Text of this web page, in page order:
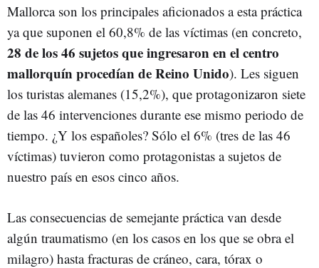
Mallorca son los principales aficionados a esta práctica
ya que suponen el 60,8% de las víctimas (en concreto,
28 de los 46 sujetos que ingresaron en el centro
mallorquín procedían de Reino Unido). Les siguen
los turistas alemanes (15,2%), que protagonizaron siete
de las 46 intervenciones durante ese mismo periodo de
tiempo. ¿Y los españoles? Sólo el 6% (tres de las 46
víctimas) tuvieron como protagonistas a sujetos de
nuestro país en esos cinco años.
Las consecuencias de semejante práctica van desde
algún traumatismo (en los casos en los que se obra el
milagro) hasta fracturas de cráneo, cara, tórax o